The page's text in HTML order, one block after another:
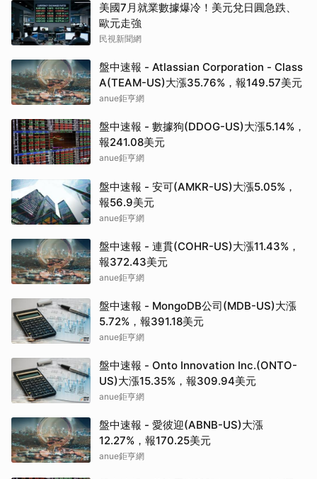
美國7月就業數據爆冷！美元兌日圓急跌、
歐元走強
民視新聞網
盤中速報 - Atlassian Corporation - Class
A(TEAM-US)大漲35.76%，報149.57美元
anue鉅亨網
盤中速報 - 數據狗(DDOG-US)大漲5.14%，
報241.08美元
anue鉅亨網
盤中速報 - 安可(AMKR-US)大漲5.05%，
報56.9美元
anue鉅亨網
盤中速報 - 連貫(COHR-US)大漲11.43%，
報372.43美元
anue鉅亨網
盤中速報 - MongoDB公司(MDB-US)大漲
5.72%，報391.18美元
anue鉅亨網
盤中速報 - Onto Innovation Inc.(ONTO-
US)大漲15.35%，報309.94美元
anue鉅亨網
盤中速報 - 愛彼迎(ABNB-US)大漲
12.27%，報170.25美元
anue鉅亨網